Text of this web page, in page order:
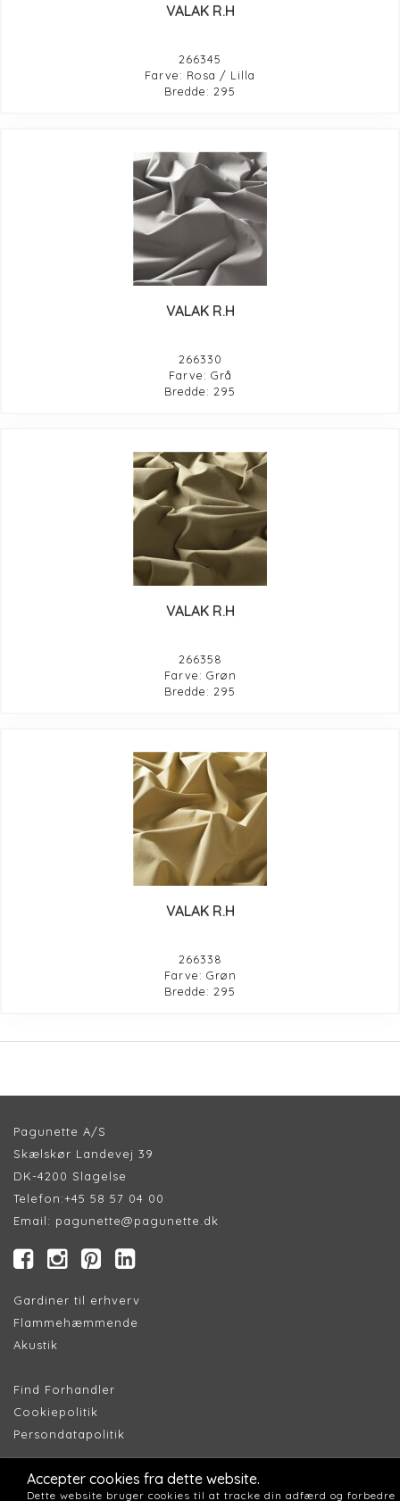
VALAK R.H
266345
Farve: Rosa / Lilla
Bredde: 295
VALAK R.H
266330
Farve: Grå
Bredde: 295
VALAK R.H
266358
Farve: Grøn
Bredde: 295
VALAK R.H
266338
Farve: Grøn
Bredde: 295
Pagunette A/S
Skælskør Landevej 39
DK-4200 Slagelse
Telefon:+45 58 57 04 00
Email: pagunette@pagunette.dk
Gardiner til erhverv
Flammehæmmende
Akustik
Find Forhandler
Cookiepolitik
Persondatapolitik
Accepter cookies fra dette website.
Dette website bruger cookies til at tracke din adfærd og forbedre